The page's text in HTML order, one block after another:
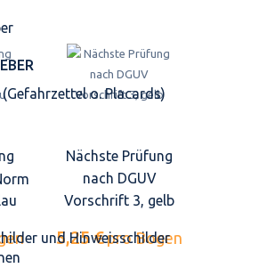
o. Placards)
und Hinweisschilder
Nächste Prüfung
nach DGUV
Vorschrift 3, gelb
5,25 €pro Bogen